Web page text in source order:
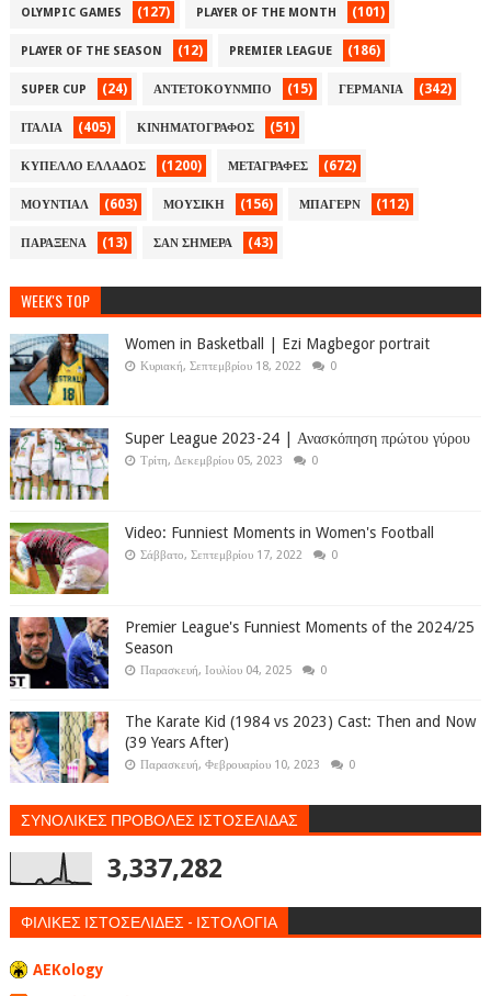
OLYMPIC GAMES (127) PLAYER OF THE MONTH (101)
PLAYER OF THE SEASON (12) PREMIER LEAGUE (186)
SUPER CUP (24) ΑΝΤΕΤΟΚΟΥΝΜΠΟ (15) ΓΕΡΜΑΝΙΑ (342)
ΙΤΑΛΙΑ (405) ΚΙΝΗΜΑΤΟΓΡΑΦΟΣ (51)
ΚΥΠΕΛΛΟ ΕΛΛΑΔΟΣ (1200) ΜΕΤΑΓΡΑΦΕΣ (672)
ΜΟΥΝΤΙΑΛ (603) ΜΟΥΣΙΚΗ (156) ΜΠΑΓΕΡΝ (112)
ΠΑΡΑΞΕΝΑ (13) ΣΑΝ ΣΗΜΕΡΑ (43)
WEEK'S TOP
Women in Basketball | Ezi Magbegor portrait
Κυριακή, Σεπτεμβρίου 18, 2022 0
Super League 2023-24 | Ανασκόπηση πρώτου γύρου
Τρίτη, Δεκεμβρίου 05, 2023 0
Video: Funniest Moments in Women's Football
Σάββατο, Σεπτεμβρίου 17, 2022 0
Premier League's Funniest Moments of the 2024/25
Season
Παρασκευή, Ιουλίου 04, 2025 0
The Karate Kid (1984 vs 2023) Cast: Then and Now
(39 Years After)
Παρασκευή, Φεβρουαρίου 10, 2023 0
ΣΥΝΟΛΙΚΕΣ ΠΡΟΒΟΛΕΣ ΙΣΤΟΣΕΛΙΔΑΣ
3,337,282
ΦΙΛΙΚΕΣ ΙΣΤΟΣΕΛΙΔΕΣ - ΙΣΤΟΛΟΓΙΑ
AEKology